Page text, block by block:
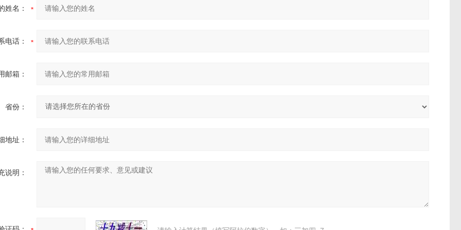
姓名：
电话：
邮箱：
省份：
地址：
说明：